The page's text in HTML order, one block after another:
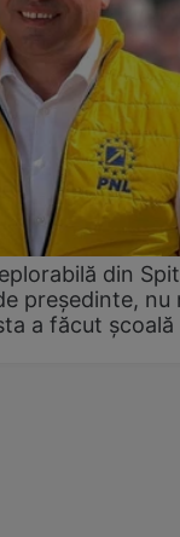
din
președinte, nu
a făcut școală